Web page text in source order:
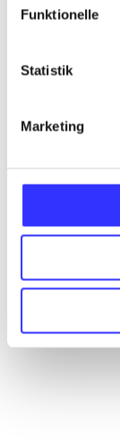
Funktionelle
Statistik
Marketing
...
...